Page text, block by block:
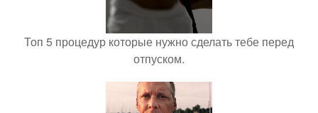
Топ 5 процедур которые нужно сделать тебе перед
отпуском.